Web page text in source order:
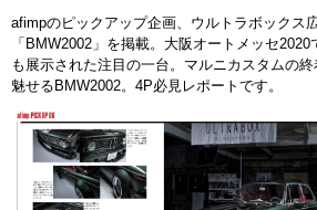
afimpのピックアップ企画、ウルトラボックス
「BMW2002」を掲載。大阪オートメッセ2020
も展示された注目の一台。マルニカスタムの
魅せるBMW2002。4P必見レポートです。